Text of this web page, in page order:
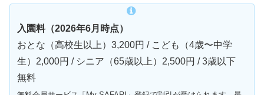
入園料（2026年6月時点）
おとな（高校生以上）3,200円 / こども（4歳〜中学
生）2,000円 / シニア（65歳以上）2,500円 / 3歳以下
無料